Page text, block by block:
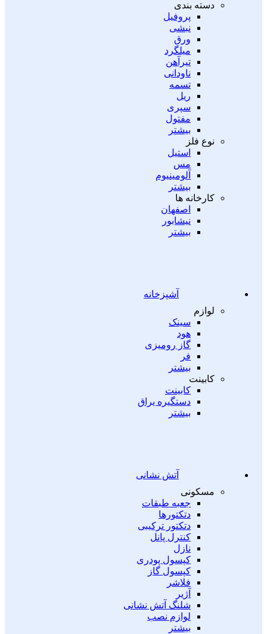
دسته بندی
پروفیل
نبشی
ورق
میلگرد
تیرآهن
ناودانی
تسمه
ریل
سپری
مفتول
بیشتر
نوع فلز
استیل
مس
آلومینیوم
بیشتر
کارخانه ها
اصفهان
نیشابور
بیشتر
آشپزخانه
لوازم
سینک
هود
گاز رومیزی
فر
بیشتر
کابینت
کابینت
دستگیره یراق
بیشتر
آتش نشانی
مسکونی
جعبه طبقات
دتکتورها
دتکتور ترکیبی
کنترل پانل
نازل
کپسول پودری
کپسول گاز
فلاشر
آژیر
شلنگ آتش نشانی
لوازم نصب
بیشتر